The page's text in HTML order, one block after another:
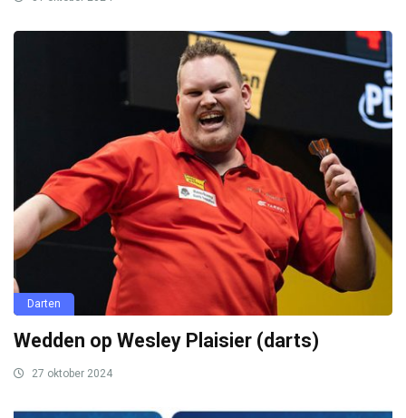
Darten
Wedden op Wesley Plaisier (darts)
27 oktober 2024